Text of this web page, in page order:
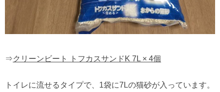
⇒クリーンビート トフカスサンドK 7L × 4個
トイレに流せるタイプで、1袋に7Lの猫砂が入っています。